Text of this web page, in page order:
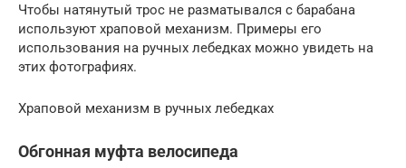
Чтобы натянутый трос не разматывался с барабана
используют храповой механизм. Примеры его
использования на ручных лебедках можно увидеть на
этих фотографиях.
Храповой механизм в ручных лебедках
Обгонная муфта велосипеда